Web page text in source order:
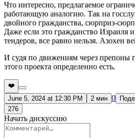
Что интересно, предлагаемое
работающую аналогию. Так на
двойного гражданства, сюрприз-
Даже если это гражданство Израиля
тендеров, все равно нельзя. Азохен
И судя по движениям через препоны
этого проекта определенно есть.
❤️
June 5, 2024 at 12:30 PM
2 мин 0
276
Начать дискуссию